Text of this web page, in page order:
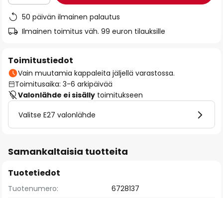
50 päivän ilmainen palautus
Ilmainen toimitus väh. 99 euron tilauksille
Toimitustiedot
Vain muutamia kappaleita jäljellä varastossa.
Toimitusaika: 3-6 arkipäivää
Valonlähde ei sisälly toimitukseen
Valitse E27 valonlähde
Samankaltaisia tuotteita
Tuotetiedot
Tuotenumero: 6728137